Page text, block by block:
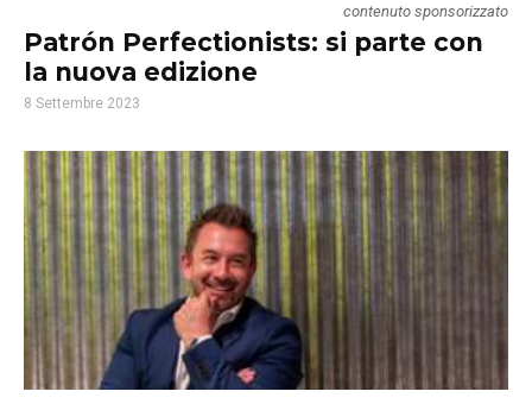
contenuto sponsorizzato
Patrón Perfectionists: si parte con
la nuova edizione
8 Settembre 2023